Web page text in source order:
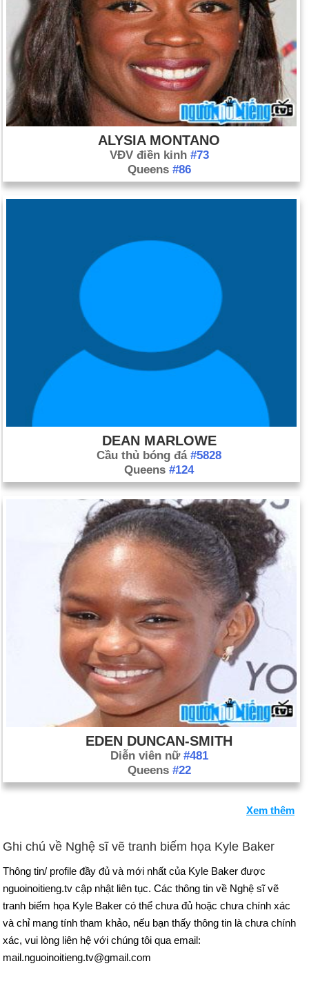
ALYSIA MONTANO
VĐV điền kinh #73
Queens #86
DEAN MARLOWE
Cầu thủ bóng đá #5828
Queens #124
EDEN DUNCAN-SMITH
Diễn viên nữ #481
Queens #22
Xem thêm
Ghi chú về Nghệ sĩ vẽ tranh biếm họa Kyle Baker
Thông tin/ profile đầy đủ và mới nhất của Kyle Baker được
nguoinoitieng.tv cập nhật liên tục. Các thông tin về Nghệ sĩ vẽ
tranh biếm họa Kyle Baker có thể chưa đủ hoặc chưa chính xác
và chỉ mang tính tham khảo, nếu bạn thấy thông tin là chưa chính
xác, vui lòng liên hệ với chúng tôi qua email:
mail.nguoinoitieng.tv@gmail.com